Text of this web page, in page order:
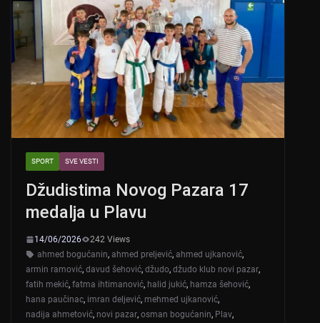
SPORT SVE VESTI
Džudistima Novog Pazara 17
medalja u Plavu
14/06/2026
242 Views
ahmed bogućanin, ahmed preljević, ahmed ujkanović,
armin ramović, davud šehović, džudo, džudo klub novi pazar,
fatih mekić, fatma ihtimanović, halid jukić, hamza šehović,
hana paučinac, imran deljević, mehmed ujkanović,
nadija ahmetović, novi pazar, osman bogućanin, Plav,